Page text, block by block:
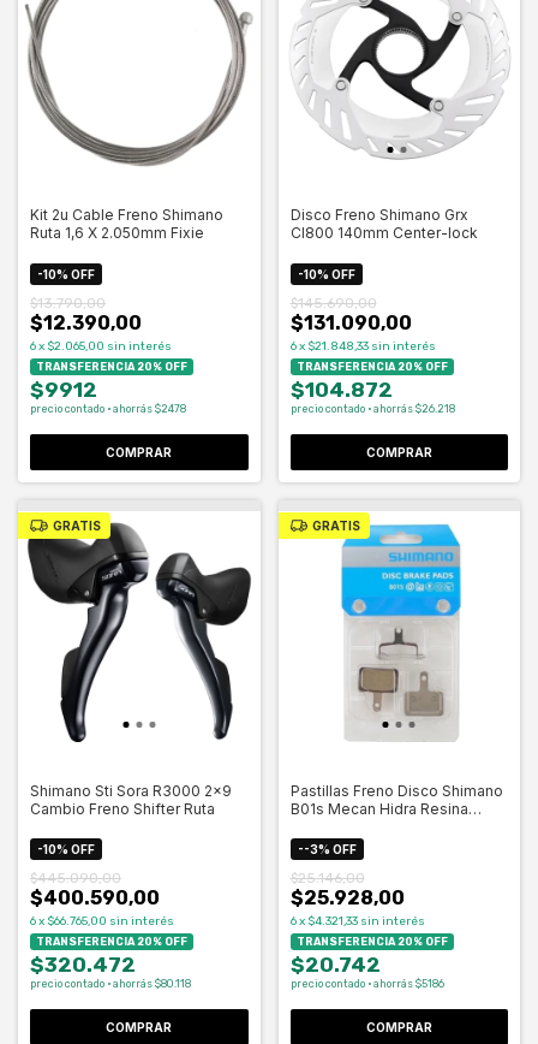
Kit 2u Cable Freno Shimano
Ruta 1,6 X 2.050mm Fixie
-10% OFF
$12.390,00
$13.790,00
6x $2.065,00 sin interés
TRANSFERENCIA 20% OFF
$9912
precio contado · ahorrás $2478
Disco Freno Shimano Grx
Cl800 140mm Center-lock
-10% OFF
$131.090,00
$145.690,00
6 x $21.848,33 sin interés
TRANSFERENCIA 20% OFF
$104.872
precio contado · ahorrás $26.218
COMPRAR
GRATIS
Shimano Sti Sora R3000 2x9
Cambio Freno Shifter Ruta
-10% OFF
$400.590,00
$445.090,00
6x $66.765,00 sin interés
TRANSFERENCIA 20% OFF
$320.472
precio contado · ahorrás $80.118
GRATIS
Pastillas Freno Disco Shimano
B01s Mecan Hidra Resina
--3% OFF
$25.928,00
$25.146,00
6 x $4.321,33 sin interés
TRANSFERENCIA 20% OFF
$20.742
precio contado · ahorrás $5186